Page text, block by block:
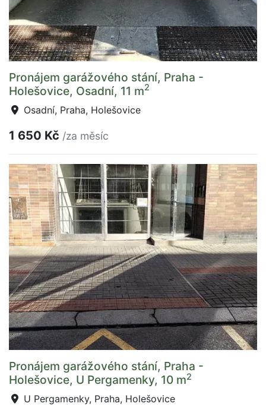
Pronájem garážového stání, Praha -
Holešovice, Osadní, 11 m2
Osadní, Praha, Holešovice
1 650 Kč /za měsíc
Pronájem garážového stání, Praha -
Holešovice, U Pergamenky, 10 m2
U Pergamenky, Praha, Holešovice